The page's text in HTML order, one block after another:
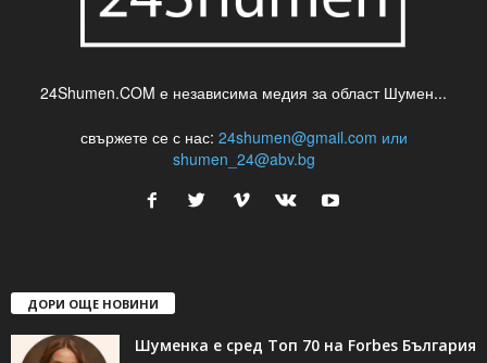
24Shumen.COM е независима медия за област Шумен...
свържете се с нас: 24shumen@gmail.com или
shumen_24@abv.bg
ДОРИ ОЩЕ НОВИНИ
Шуменка е сред Топ 70 на Forbes България